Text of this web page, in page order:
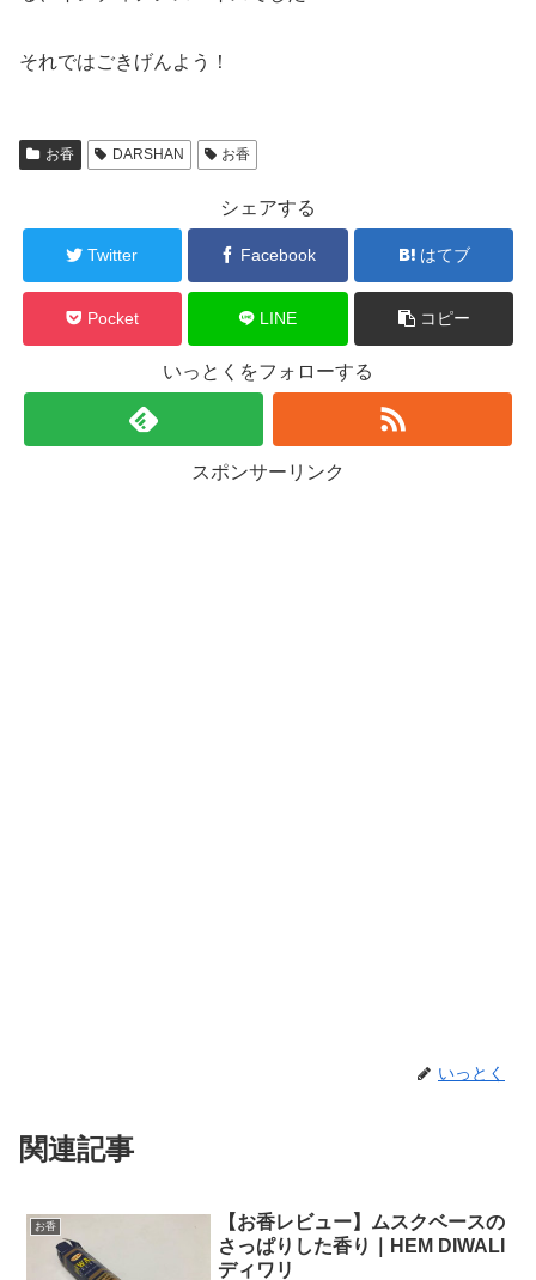
それではごきげんよう！
お香 DARSHAN お香
シェアする
Twitter Facebook はてブ
Pocket LINE コピー
いっとくをフォローする
スポンサーリンク
いっとく
関連記事
お香
【お香レビュー】ムスクベースの
さっぱりした香り｜HEM DIWALI
ディワリ